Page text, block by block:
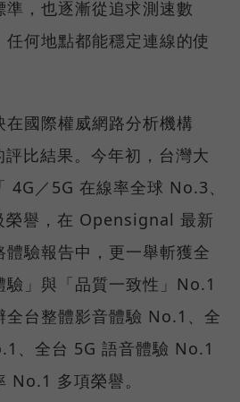
，也逐漸從追求測速數
何地點都能穩定連線的使
國際權威網路分析機構
比結果。今年初，台灣大
4G／5G 在線率全球 No.3、
榮譽，在 Opensignal 最新
驗報告中，更一舉斬獲全
驗」與「品質一致性」No.1
全台整體影音體驗 No.1、全
、全台 5G 語音體驗 No.1
No.1 多項榮譽。